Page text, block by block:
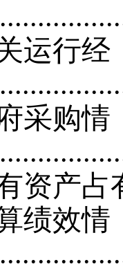
运行经
采购情
资产
绩效情